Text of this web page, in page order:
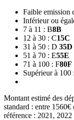
Faible emission
Inférieur ou
7 à 11 : B8B
12 à 30 : C15C
31 à 50 : D 35D
51 à 70 : E55E
71 à 100 : F80F
Supérieur à 100
Montant estimé des
standard : entre
référence : 2021, 2022